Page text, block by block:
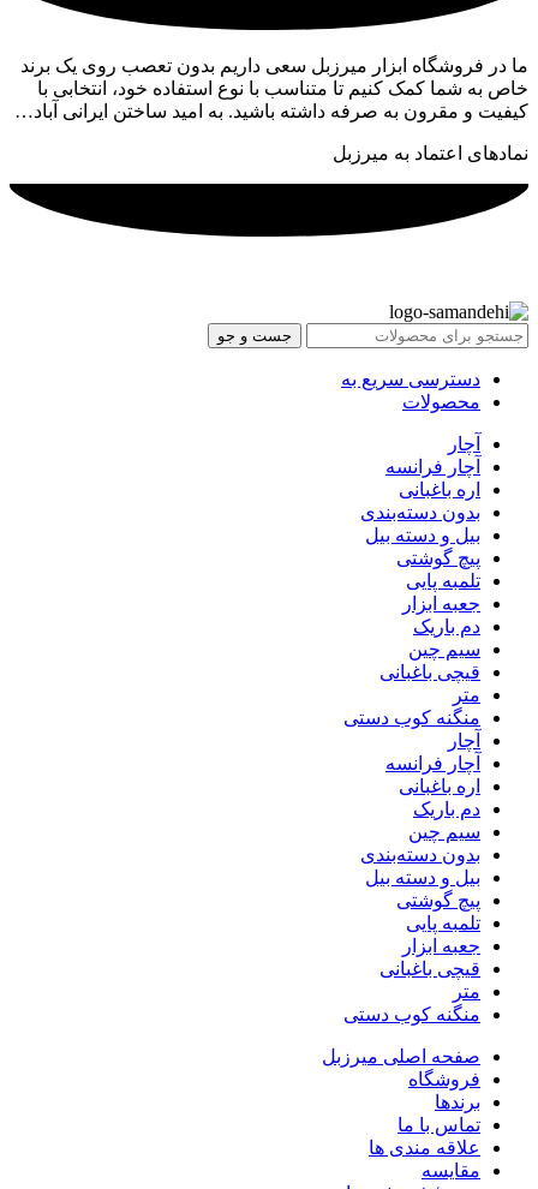
ما در فروشگاه ابزار میرزبل سعی داریم بدون تعصب روی یک برند
خاص به شما کمک کنیم تا متناسب با نوع استفاده خود، انتخابی با
کیفیت و مقرون به صرفه داشته باشید. به امید ساختن ایرانی آباد…
نمادهای اعتماد به میرزبل
جست و جو
دسترسی سریع به
محصولات
آچار
آچار فرانسه
اره باغبانی
بدون دسته‌بندی
بیل و دسته بیل
پیچ گوشتی
تلمبه پایی
جعبه ابزار
دم باریک
سیم چین
قیچی باغبانی
متر
منگنه کوب دستی
آچار
آچار فرانسه
اره باغبانی
دم باریک
سیم چین
بدون دسته‌بندی
بیل و دسته بیل
پیچ گوشتی
تلمبه پایی
جعبه ابزار
قیچی باغبانی
متر
منگنه کوب دستی
صفحه اصلی میرزبل
فروشگاه
برندها
تماس با ما
علاقه مندی ها
مقایسه